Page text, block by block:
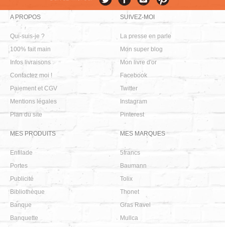
A PROPOS
Qui-suis-je ?
100% fait main
Infos livraisons
Contactez moi !
Paiement et CGV
Mentions légales
Plan du site
SUIVEZ-MOI
La presse en parle
Mon super blog
Mon livre d'or
Facebook
Twitter
Instagram
Pinterest
MES PRODUITS
Enfilade
Portes
Publicité
Bibliothèque
Banque
Banquette
MES MARQUES
5francs
Baumann
Tolix
Thonet
Gras Ravel
Mullca